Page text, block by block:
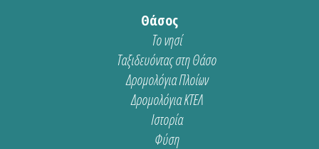
Θάσος
Το νησί
Ταξιδευόντας στη Θάσο
Δρομολόγια Πλοίων
Δρομολόγια ΚΤΕΛ
Ιστορία
Φύση